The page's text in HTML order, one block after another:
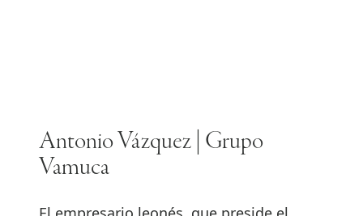
Antonio Vázquez | Grupo
Vamuca